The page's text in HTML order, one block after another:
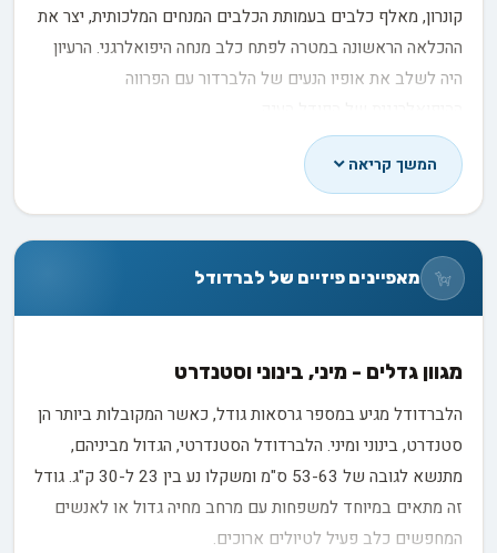
קונרון, מאלף כלבים בעמותת הכלבים המנחים המלכותית, יצר את
ההכלאה הראשונה במטרה לפתח כלב מנחה היפואלרגני. הרעיון
היה לשלב את אופיו הנעים של הלברדור עם הפרווה
המטרה הייתה ליצור כלב שיוכל לשמש כמנחה לאנשים עם
אלרגיות, צורך שהלך וגבר באותה תקופה. הניסיון הראשון הצליח
מעבר למשוער, והשגור הראשון של לברדודלים הפך לאבן דרך
רחבי העולם, לא רק ככלב מנחה אלא גם כחיית מחמד למשפחות.
ההיסטוריה של גזעי כלבים שונים, כולל הלברדודל. אנו מאמינים
שהבנת המקור וההתפתחות של הגזע מסייעת לבעלים
פוטנציאליים לקבל החלטה מושכלת יותר בבחירת הכלב המתאים
להם.
התפתחות הגזע - אתגרים והצלחות
בתחילת הדרך, מגדלי הלברדודל נתקלו באתגרים לא מבוטלים
המשך קריאה
מאפיינים פיזיים של לברדודל
מגוון גדלים - מיני, בינוני וסטנדרט
הלברדודל מגיע במספר גרסאות גודל, כאשר המקובלות ביותר הן
סטנדרט, בינוני ומיני. הלברדודל הסטנדרטי, הגדול מביניהם,
מתנשא לגובה של 53-63 ס"מ ומשקלו נע בין 23 ל-30 ק"ג. גודל
זה מתאים במיוחד למשפחות עם מרחב מחיה גדול או לאנשים
המחפשים כלב פעיל לטיולים ארוכים.